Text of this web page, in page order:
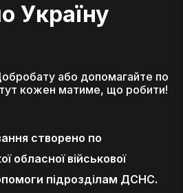
Україну
або допомагайте по
кожен матиме, що робити!
створено по
обласної військової
підрозділам ДСНС.